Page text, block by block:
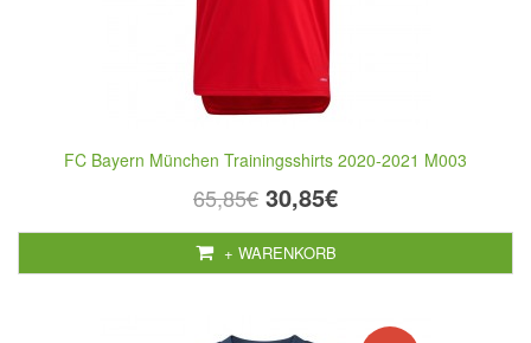
FC Bayern München Trainingsshirts 2020-2021 M003
65,85€ 30,85€
+ WARENKORB